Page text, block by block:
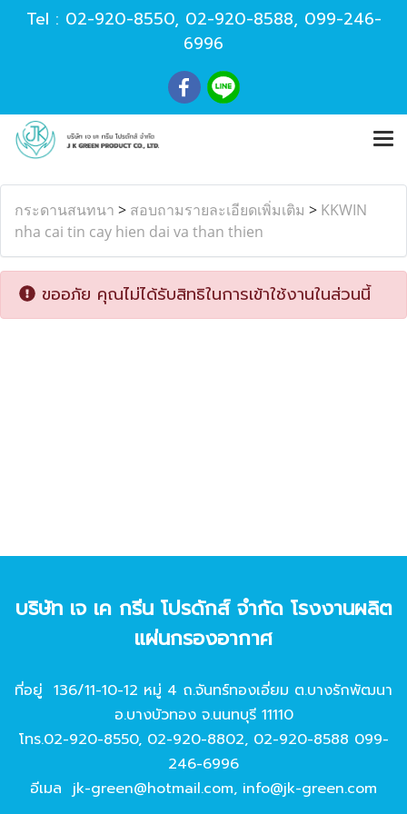
Tel : 02-920-8550, 02-920-8588, 099-246-
6996
กระดานสนทนา > สอบถามรายละเอียดเพิ่มเติม > KKWIN
nha cai tin cay hien dai va than thien
ขออภัย คุณไม่ได้รับสิทธิในการเข้าใช้งานในส่วนนี้
บริษัท เจ เค กรีน โปรดักส์ จํากัด โรงงานผลิต
แผ่นกรองอากาศ
ที่อยู่ 136/11-10-12 หมู่ 4 ถ.จันทร์ทองเอี่ยม ต.บางรักพัฒนา
อ.บางบัวทอง จ.นนทบุรี 11110
โทร.02-920-8550, 02-920-8802, 02-920-8588 099-
246-6996
อีเมล jk-green@hotmail.com, info@jk-green.com